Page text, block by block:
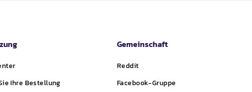
Ihre Bestellung
Gemeinschaft
Reddit
Facebook-Gruppe